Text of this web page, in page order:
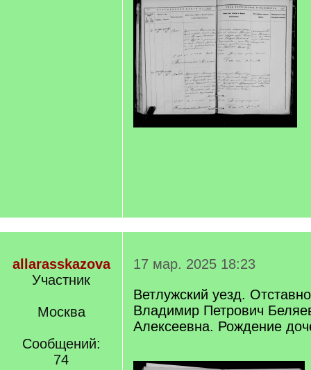
allarasskazova
Участник
Москва
Сообщений:
74
17 мар. 2025 18:23
Ветлужский уезд.
Владимир Петрович
Алексеевна. Рождение